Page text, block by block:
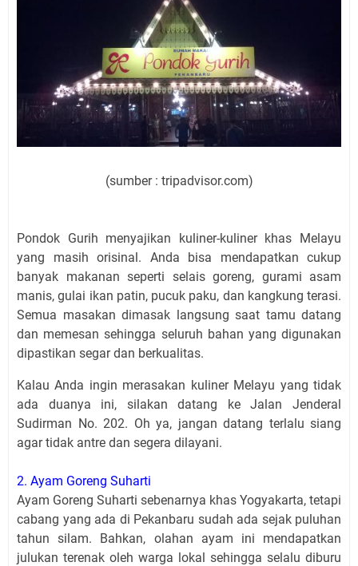
(sumber : tripadvisor.com)
Pondok Gurih menyajikan kuliner-kuliner khas Melayu
yang masih orisinal. Anda bisa mendapatkan cukup
banyak makanan seperti selais goreng, gurami asam
manis, gulai ikan patin, pucuk paku, dan kangkung terasi.
Semua masakan dimasak langsung saat tamu datang
dan memesan sehingga seluruh bahan yang digunakan
dipastikan segar dan berkualitas.
Kalau Anda ingin merasakan kuliner Melayu yang tidak
ada duanya ini, silakan datang ke Jalan Jenderal
Sudirman No. 202. Oh ya, jangan datang terlalu siang
agar tidak antre dan segera dilayani.
2. Ayam Goreng Suharti
Ayam Goreng Suharti sebenarnya khas Yogyakarta, tetapi
cabang yang ada di Pekanbaru sudah ada sejak puluhan
tahun silam. Bahkan, olahan ayam ini mendapatkan
julukan terenak oleh warga lokal sehingga selalu diburu